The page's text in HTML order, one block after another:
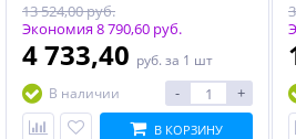
13 524,00 руб.
Экономия 8 790,60 руб.
4 733,40 руб. за 1 шт
В наличии
- +
В КОРЗИНУ